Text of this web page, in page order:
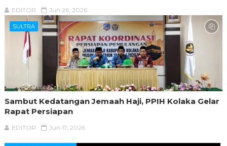
EDITOR Jun 26, 2026
SULTRA
Sambut Kedatangan Jemaah Haji, PPIH Kolaka Gelar
Rapat Persiapan
EDITOR Jun 17, 2026